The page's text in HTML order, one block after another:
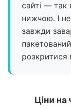
сайті — так
нижчою. І
завжди
розкритися
Ціни на